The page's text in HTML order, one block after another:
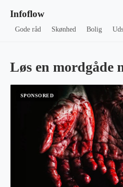
Infoflow
Gode råd Skønhed Bolig
Løs en mordgåde